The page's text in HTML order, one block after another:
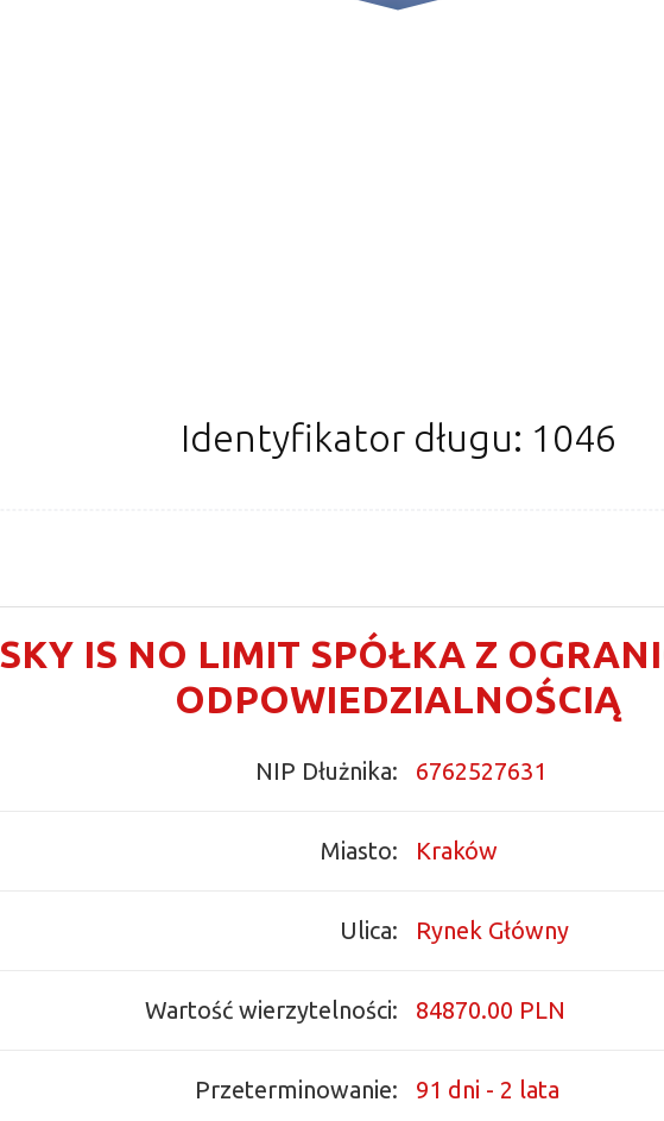
Identyfikator długu: 1046
SKY IS NO LIMIT SPÓŁKA Z
ODPOWIEDZIALNOŚCIĄ
NIP Dłużnika: 6762527631
Miasto: Kraków
Ulica: Rynek Główny
Wartość wierzytelności: 84870.00 PLN
Przeterminowanie: 91 dni - 2 lata